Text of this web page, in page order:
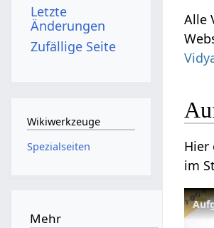
Alle
Hier
im
Letzte
Änderungen
Zufällige Seite
Wikiwerkzeuge
Spezialseiten
Mehr